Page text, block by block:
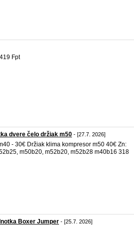
Fpt
dvere čelo držiak m50 - [27.7. 2026]
- 30€ Držiak klima kompresor m50 40€ Zn:
m50b20, m52b20, m52b28 m40b16 318
Boxer Jumper - [25.7. 2026]